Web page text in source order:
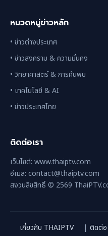
หมวดหมู่ข่าวหลัก
• ข่าวต่างประเทศ
• ข่าวสงคราม & ความมั่นคง
• วิทยาศาสตร์ & การค้นพบ
• เทคโนโลยี & AI
• ข่าวประเทศไทย
ติดต่อเรา
เว็บไซต์: www.thaiptv.com
อีเมล: contact@thaiptv.com
สงวนลิขสิทธิ์ © 2569
เกี่ยวกับ THAIPTV
| ติดต่อ